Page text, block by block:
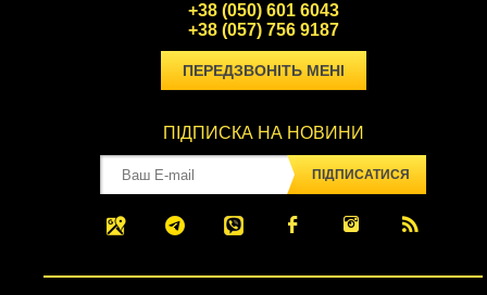
+38 (050) 601 6043
+38 (057) 756 9187
ПЕРЕДЗВОНІТЬ МЕНІ
ПІДПИСКА НА НОВИНИ
ПІДПИСАТИСЯ